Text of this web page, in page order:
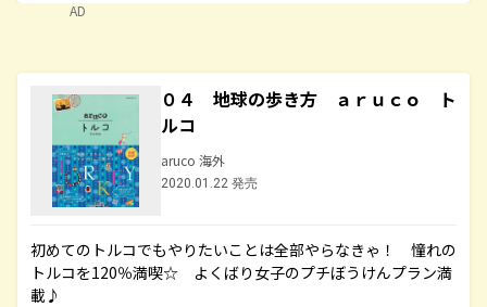
AD
０４ 地球の歩き方 ａｒｕｃｏ ト
ルコ
aruco 海外
2020.01.22 発売
初めてのトルコでもやりたいことは全部やらなきゃ！ 憧れの
トルコを120％満喫☆ よくばり女子のプチぼうけんプラン満
載♪